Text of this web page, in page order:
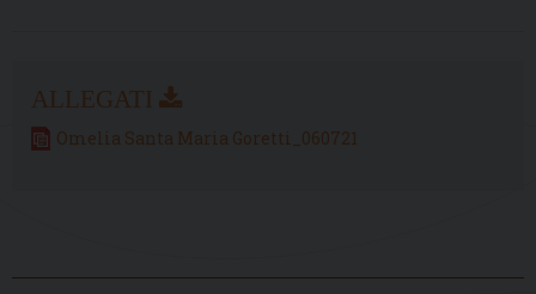
Omelia Santa Maria Goretti_060721